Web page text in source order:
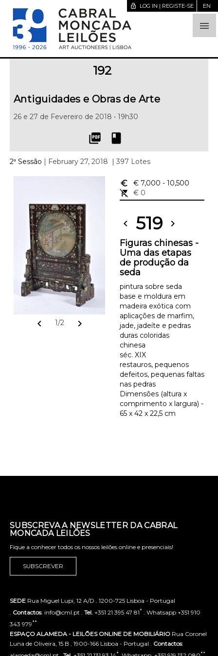

lock_open LOG IN | REGISTE-SE EN
192
Antiguidades e Obras de Arte
26 e 27 de Fevereiro de 2018 • 19h30
picture_as_pdf book
2ª Sessão | February 27, 2018 | 397 Lotes
chevron_left 1/2 chevron_right
euro_symbol € 7,000 - 10,500
remove_shopping_cart
€ 0
chevron_left 519 chevron_right
Figuras chinesas -
Uma das etapas
de produção da
seda
pintura sobre seda
base e moldura em
madeira exótica com
aplicações de marfim,
jade, jadeíte e pedras
duras coloridas
chinesa
séc. XIX
restauros, pequenos
defeitos, pequenas faltas
nas pedras
Dimensões (altura x
comprimento x largura) -
65 x 42 x 22,5 cm
SUBSCREVA A NEWSLETTER DA CABRAL
MONCADA LEILÕES
Fique a conhecer todos os nossos leilões online e presenciais!
SUBSCREVER
SEDE Rua Miguel Lupi, 12 A/D . 1200-725 Lisboa - Portugal
Contactos: info@cml.pt . Tel. +351 21 395 47 81* . Whatsapp +351 910
343 979**
ESPAÇO ALAMEDA - LEILÕES ONLINE DE MOBILIÁRIO Rua Coronel
Luna de Oliveira, 15 B . 1900-166 Lisboa - Portugal . Contactos:
* **